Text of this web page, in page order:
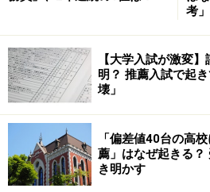
「中１になって、苦労した
か」
テスト勉強
部活のハードさ
勉強が難しくなり、ついて
勉強量が多くなる、勉強時
先輩との関係
考
【大学入試が激変
明？ 推薦入試で起
壊」
「偏差値40台の高
薦」はなぜ起きる？
き明かす